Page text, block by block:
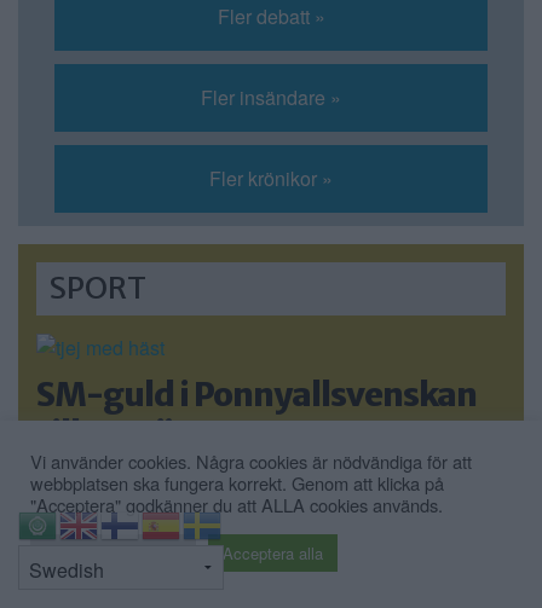
Fler debatt »
Fler insändare »
Fler krönikor »
SPORT
SM-guld i Ponnyallsvenskan
till Herrängen
SM-guld i Ponnyallsvenska 2026 går till Alice
Hammarlund […]
Vi använder cookies. Några cookies är nödvändiga för att
webbplatsen ska fungera korrekt. Genom att klicka på
"Acceptera" godkänner du att ALLA cookies används.
Acceptera alla